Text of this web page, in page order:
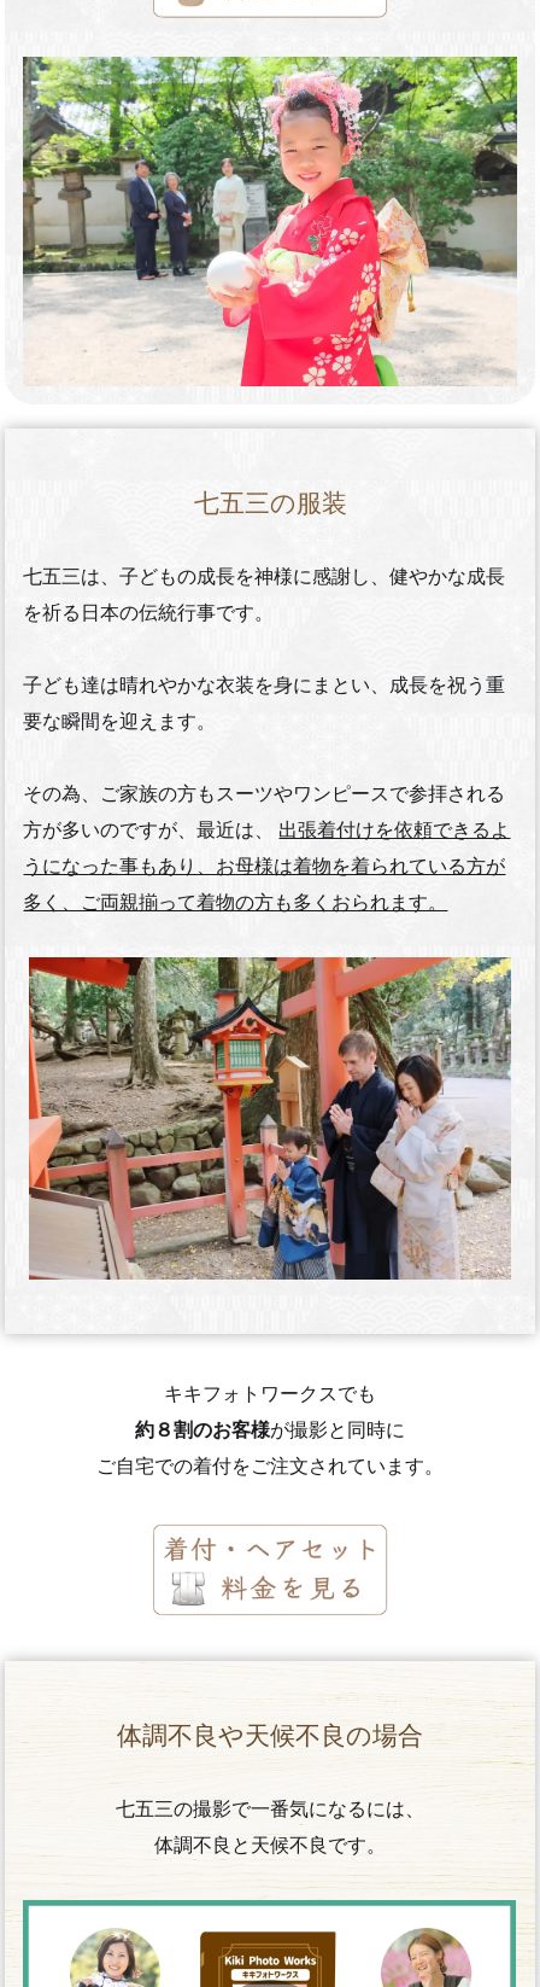
七五三の服装
七五三は、子どもの成長を神様に感謝し、健やかな成長
を祈る日本の伝統行事です。
子ども達は晴れやかな衣装を身にまとい、成長を祝う重
要な瞬間を迎えます。
その為、ご家族の方もスーツやワンピースで参拝される
方が多いのですが、最近は、 出張着付けを依頼できるよ
うになった事もあり、お母様は着物を着られている方が
多く、ご両親揃って着物の方も多くおられます。
キキフォトワークスでも
約８割のお客様が撮影と同時に
ご自宅での着付をご注文されています。
体調不良や天候不良の場合
七五三の撮影で一番気になるには、
体調不良と天候不良です。